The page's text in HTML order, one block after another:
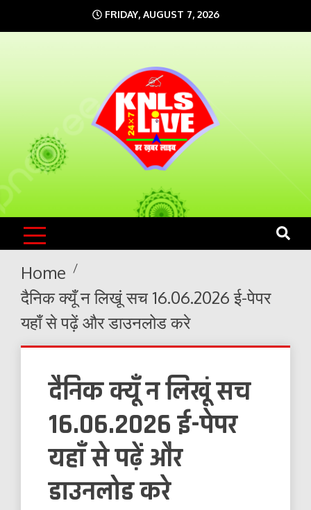
to
FRIDAY, AUGUST 7, 2026
KNLS LIVE
India`s No.1 News Portal
Home
दैनिक क्यूँ न लिखूं सच 16.06.2026 ई-पेपर
यहाँ से पढ़ें और डाउनलोड करे
दैनिक क्यूँ न लिखूं सच
16.06.2026 ई-पेपर
यहाँ से पढ़ें और
डाउनलोड करे